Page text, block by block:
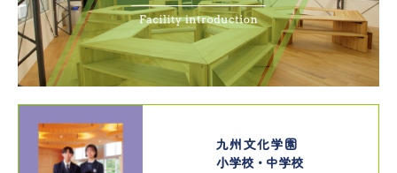
九州文化学園
小学校・中学校